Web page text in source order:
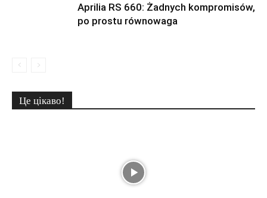
Aprilia RS 660: Żadnych kompromisów,
po prostu równowaga
Це цікаво!